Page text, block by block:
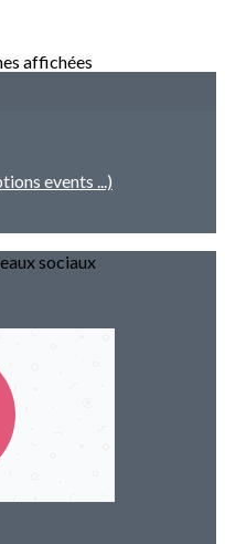
affichées
events ...)
sociaux